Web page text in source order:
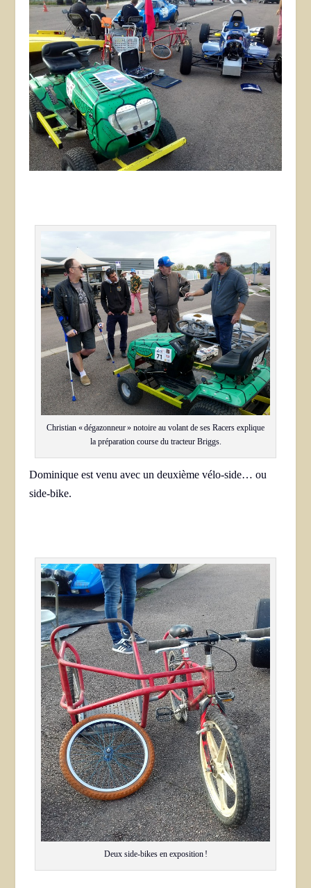
Christian « dégazonneur » notoire au volant de ses Racers explique
la préparation course du tracteur Briggs.
Dominique est venu avec un deuxième vélo-side… ou
side-bike.
Deux side-bikes en exposition !